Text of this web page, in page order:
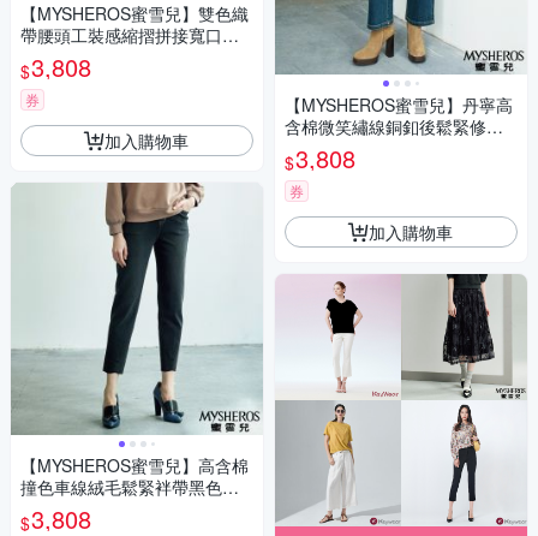
【MYSHEROS蜜雪兒】雙色織
帶腰頭工裝感縮摺拼接寬口短
褲-駝
$3,808
券
加入購物車
【MYSHEROS蜜雪兒】高含棉
撞色車線絨毛鬆緊袢帶黑色亮
片褲腳七分褲-黑
$3,808
【MYSHEROS蜜雪兒】丹寧高
含棉微笑繡線銅釦後鬆緊修身
直筒牛仔褲-藍
$3,808
券
加入購物車